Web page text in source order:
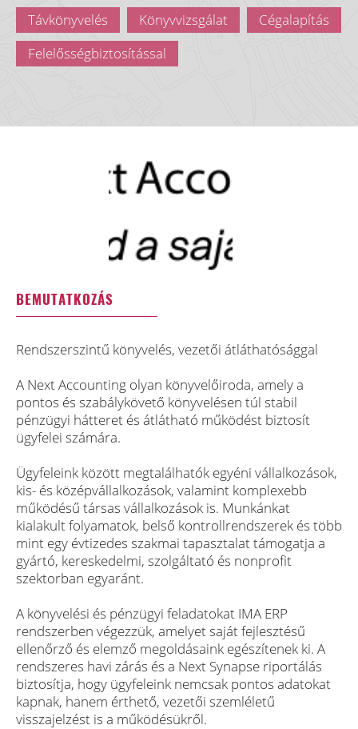
Távkönyvelés
Könyvvizsgálat
Cégalapítás
Felelősségbiztosítással
BEMUTATKOZÁS
Rendszerszintű könyvelés, vezetői átláthatósággal
A Next Accounting olyan könyvelőiroda, amely a
pontos és szabálykövető könyvelésen túl stabil
pénzügyi hátteret és átlátható működést biztosít
ügyfelei számára.
Ügyfeleink között megtalálhatók egyéni vállalkozások,
kis- és középvállalkozások, valamint komplexebb
működésű társas vállalkozások is. Munkánkat
kialakult folyamatok, belső kontrollrendszerek és több
mint egy évtizedes szakmai tapasztalat támogatja a
gyártó, kereskedelmi, szolgáltató és nonprofit
szektorban egyaránt.
A könyvelési és pénzügyi feladatokat IMA ERP
rendszerben végezzük, amelyet saját fejlesztésű
ellenőrző és elemző megoldásaink egészítenek ki. A
rendszeres havi zárás és a Next Synapse riportálás
biztosítja, hogy ügyfeleink nemcsak pontos adatokat
kapnak, hanem érthető, vezetői szemléletű
visszajelzést is a működésükről.